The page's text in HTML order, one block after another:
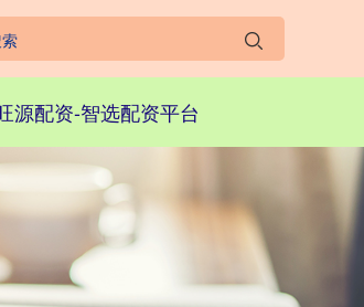
源配资-智选配资平台